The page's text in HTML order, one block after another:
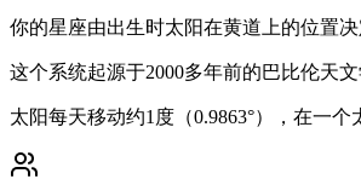
你的星座由出生时太阳在黄道上的位置
这个系统起源于2000多年前的巴比伦天
太阳每天移动约1度（0.9863°），在一